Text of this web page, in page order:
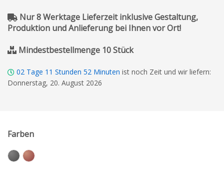
Nur 8 Werktage Lieferzeit inklusive Gestaltung,
Produktion und Anlieferung bei Ihnen vor Ort!
Mindestbestellmenge 10 Stück
02 Tage 11 Stunden 52 Minuten ist noch Zeit und wir liefern:
Donnerstag, 20. August 2026
Farben